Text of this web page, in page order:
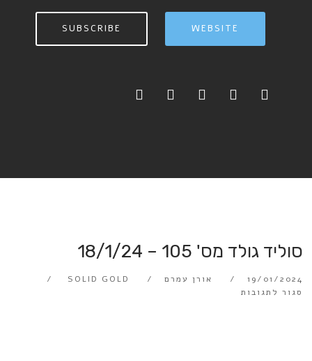
WEBSITE
SUBSCRIBE
סוליד גולד מס' 105 – 18/1/24
19/01/2024 אורן עמרם
SOLID GOLD
סגור לתגובות